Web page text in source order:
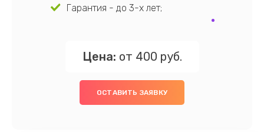
Гарантия - до 3-х лет;
Цена: от 400 руб.
ОСТАВИТЬ ЗАЯВКУ